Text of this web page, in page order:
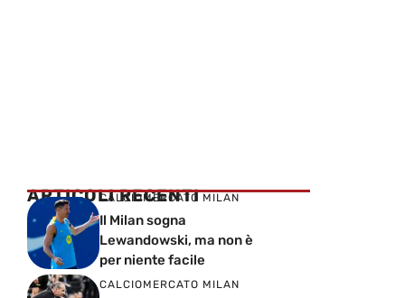
ARTICOLI RECENTI
CALCIOMERCATO MILAN
Il Milan sogna
Lewandowski, ma non è
per niente facile
CALCIOMERCATO MILAN